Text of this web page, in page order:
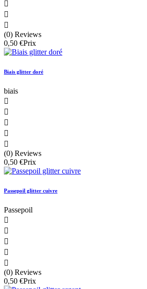



(0) Reviews
0,50 €Prix
Biais glitter doré
biais





(0) Reviews
0,50 €Prix
Passepoil glitter cuivre
Passepoil





(0) Reviews
0,50 €Prix